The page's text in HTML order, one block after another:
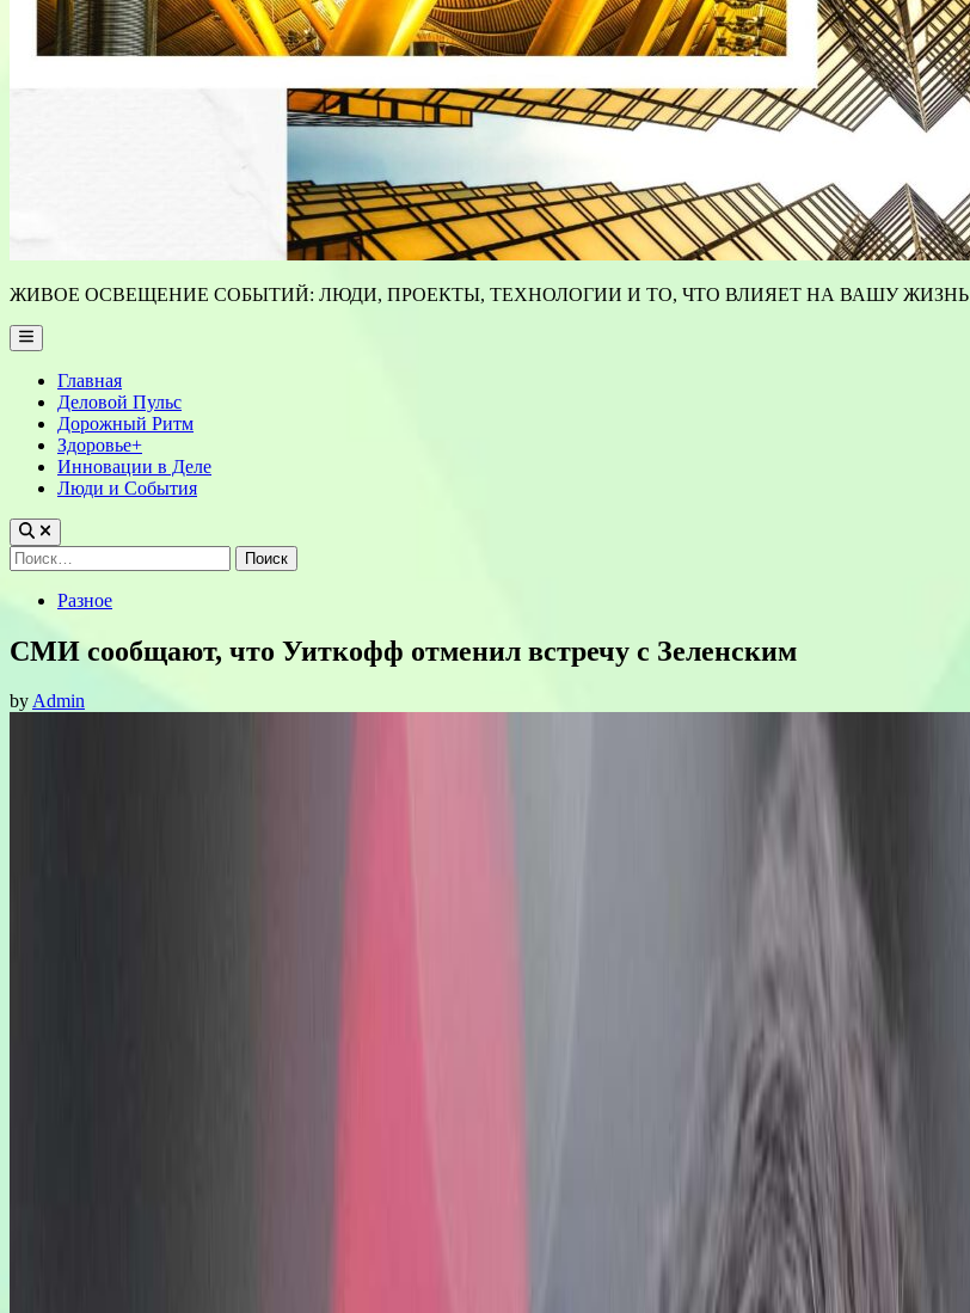
ЖИВОЕ ОСВЕЩЕНИЕ СОБЫТИЙ: ЛЮДИ, ПРОЕКТЫ, ТЕХНОЛОГИИ И ТО, ЧТО ВЛИЯЕТ НА ВАШУ ЖИЗНЬ
Main
Menu
Главная
Деловой Пульс
Дорожный Ритм
Здоровье+
Инновации в Деле
Люди и События
Найти:
PostedРазное
СМИ сообщают, что Уиткофф отменил встречу с Зеленским
byAdmin